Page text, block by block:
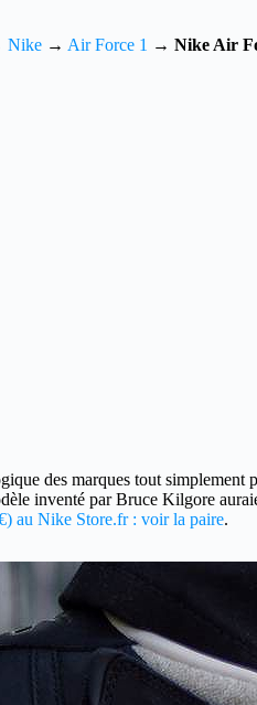
Nike → Air Force 1 → Nike Air
des marques tout simplement
inventé par Bruce Kilgore
au Nike Store.fr : voir la paire.